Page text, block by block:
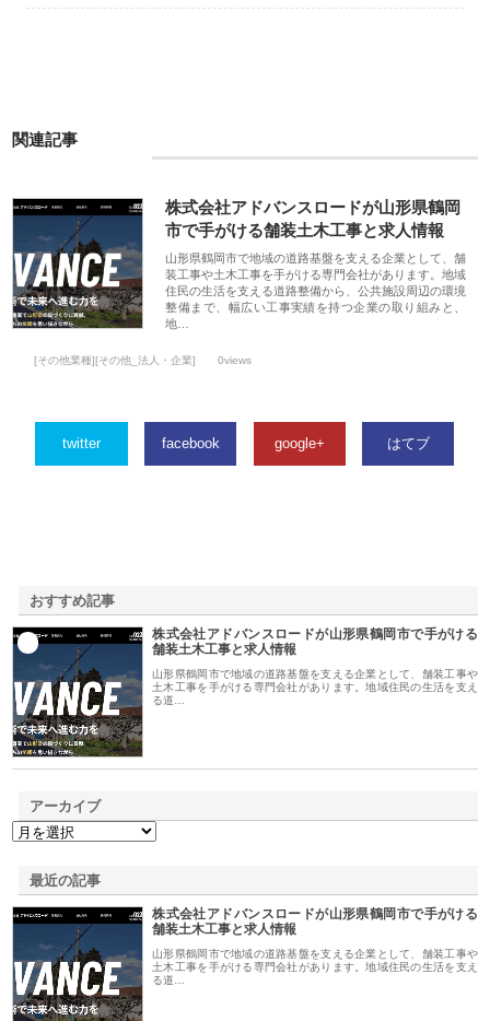
関連記事
株式会社アドバンスロードが山形県鶴岡
市で手がける舗装土木工事と求人情報
山形県鶴岡市で地域の道路基盤を支える企業として、舗
装工事や土木工事を手がける専門会社があります。地域
住民の生活を支える道路整備から、公共施設周辺の環境
整備まで、幅広い工事実績を持つ企業の取り組みと、
地…
[その他業種][その他_法人・企業] 0views
twitter facebook google+ はてブ
おすすめ記事
株式会社アドバンスロードが山形県鶴岡市で手がける
舗装土木工事と求人情報
山形県鶴岡市で地域の道路基盤を支える企業として、舗装工事や
土木工事を手がける専門会社があります。地域住民の生活を支え
る道…
アーカイブ
最近の記事
株式会社アドバンスロードが山形県鶴岡市で手がける
舗装土木工事と求人情報
山形県鶴岡市で地域の道路基盤を支える企業として、舗装工事や
土木工事を手がける専門会社があります。地域住民の生活を支え
る道…